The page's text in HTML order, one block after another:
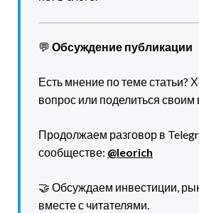
💬 Обсуждение публикации
Есть мнение по теме статьи?
вопрос или поделиться своим
Продолжаем разговор в
сообществе: @leorich
🤝 Обсуждаем инвестиции,
вместе с читателями.